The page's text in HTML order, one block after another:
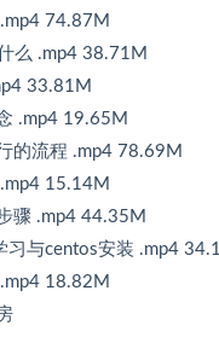
74.87M
么 .mp4 38.71M
33.81M
.mp4 19.65M
的流程 .mp4 78.69M
15.14M
骤 .mp4 44.35M
与centos安装 .mp4
18.82M